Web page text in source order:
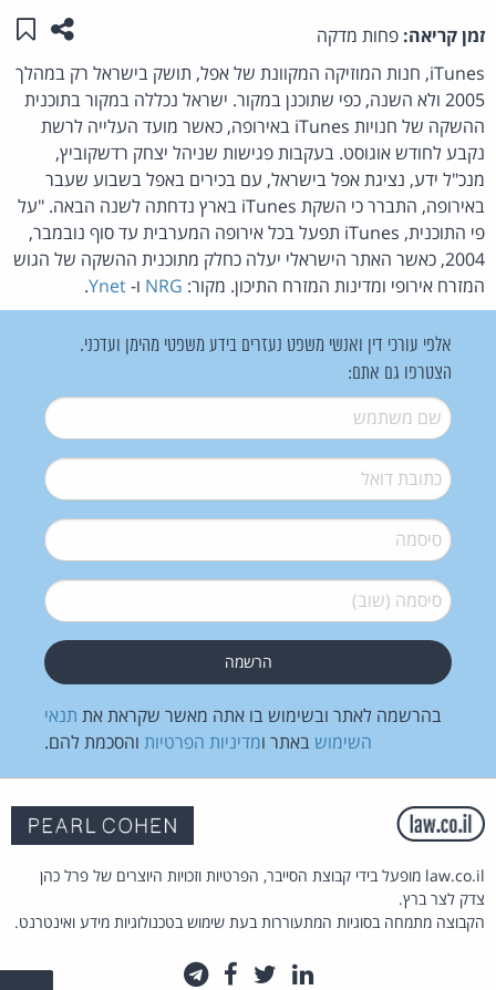
זמן קריאה: פחות מדקה שתפו
iTunes, חנות המוזיקה המקוונת של אפל, תושק בישראל רק במהלך
2005 ולא השנה, כפי שתוכנן במקור. ישראל נכללה במקור בתוכנית
ההשקה של חנויות iTunes באירופה, כאשר מועד העלייה לרשת
נקבע לחודש אוגוסט. בעקבות פגישות שניהל יצחק רדשקוביץ,
מנכ"ל ידע, נציגת אפל בישראל, עם בכירים באפל בשבוע שעבר
באירופה, התברר כי השקת iTunes בארץ נדחתה לשנה הבאה. "על
פי התוכנית, iTunes תפעל בכל אירופה המערבית עד סוף נובמבר,
2004, כאשר האתר הישראלי יעלה כחלק מתוכנית ההשקה של הגוש
המזרח אירופי ומדינות המזרח התיכון. מקור: NRG ו-Ynet
.
אלפי עורכי דין ואנשי משפט נעזרים בידע משפטי מהימן ועדכני.
הצטרפו גם אתם:
שם משתמש*
דואל*
סיסמה*
סיסמה (שוב)*
בהרשמה לאתר ובשימוש בו אתה מאשר שקראת את תנאי
השימוש באתר ומדיניות הפרטיות והסכמת להם.
law.co.il מופעל בידי קבוצת הסייבר, הפרטיות וזכויות היוצרים של פרל כהן
צדק לצר ברץ.
הקבוצה מתמחה בסוגיות המתעוררות בעת שימוש בטכנולוגיות מידע ואינטרנט.
לינקדאין
טוויטרפייסבוק